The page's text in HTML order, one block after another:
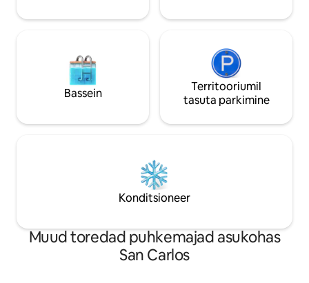
Bassein
Territooriumil
tasuta parkimine
Konditsioneer
Muud toredad puhkemajad asukohas
San Carlos